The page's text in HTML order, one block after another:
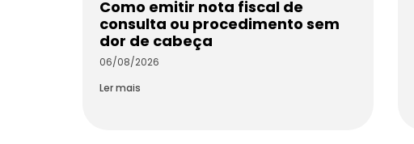
Como emitir nota fiscal de
consulta ou procedimento sem
dor de cabeça
06/08/2026
Ler mais